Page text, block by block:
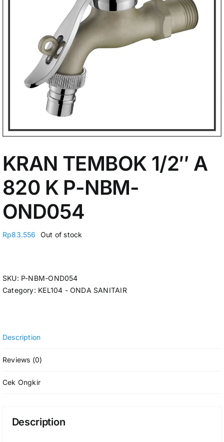
KRAN TEMBOK 1/2″ A
820 K P-NBM-
OND054
Rp83.556 Out of stock
SKU: P-NBM-OND054
Category: KEL104 - ONDA SANITAIR
Description
Reviews (0)
Cek Ongkir
Description